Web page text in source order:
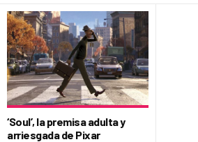
CIENCIA Y TECNOLOGÍA
VIDA
SOCIEDAD
CULTURIZANDO.COM
‘Soul’, la premisa adulta y
arriesgada de Pixar